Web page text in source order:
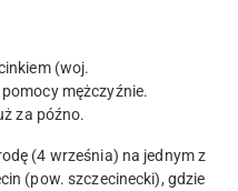
(woj.
mężczyźnie.
za późno.
(4 września) na jednym z
(pow. szczecinecki), gdzie